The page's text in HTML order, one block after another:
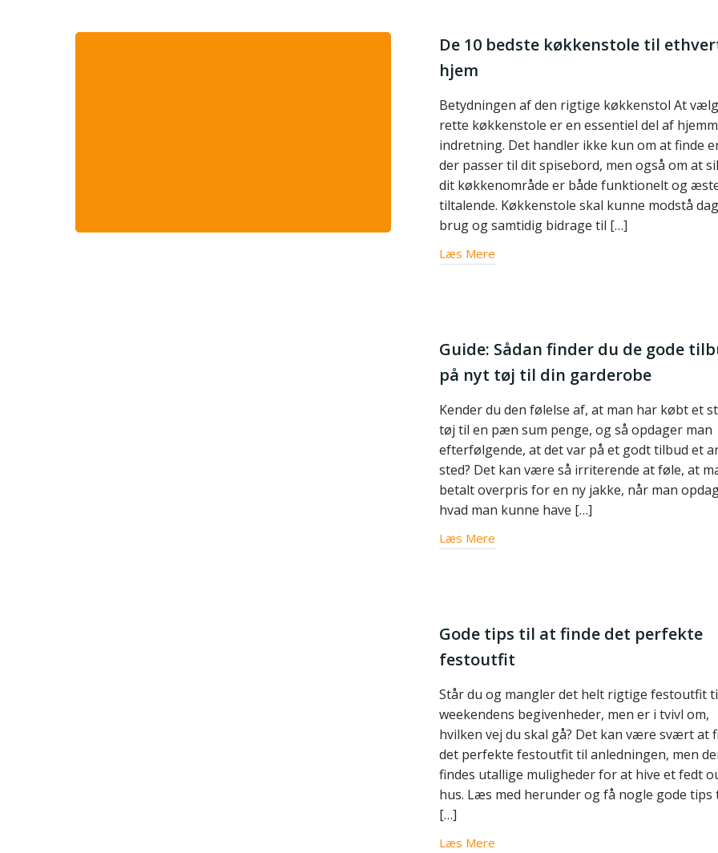
De 10 bedste køkkenstole til
hjem
Betydningen af den rigtige køkkenstol At
rette køkkenstole er en essentiel del af
indretning. Det handler ikke kun om at finde
der passer til dit spisebord, men også om at
dit køkkenområde er både funktionelt og
tiltalende. Køkkenstole skal kunne modstå
brug og samtidig bidrage til […]
Læs Mere
Guide: Sådan finder du de gode
på nyt tøj til din garderobe
Kender du den følelse af, at man har købt et
tøj til en pæn sum penge, og så opdager man
efterfølgende, at det var på et godt tilbud et
sted? Det kan være så irriterende at føle, at
betalt overpris for en ny jakke, når man
hvad man kunne have […]
Læs Mere
Gode tips til at finde det perfekte
festoutfit
Står du og mangler det helt rigtige festoutfit
weekendens begivenheder, men er i tvivl om,
hvilken vej du skal gå? Det kan være svært at
det perfekte festoutfit til anledningen, men
findes utallige muligheder for at hive et fedt
hus. Læs med herunder og få nogle gode tips
[…]
Læs Mere